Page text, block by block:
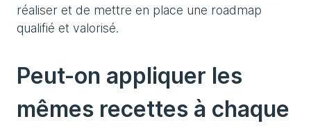
réaliser et de mettre en place une roadmap
qualifié et valorisé.
Peut-on appliquer les
mêmes recettes à chaque